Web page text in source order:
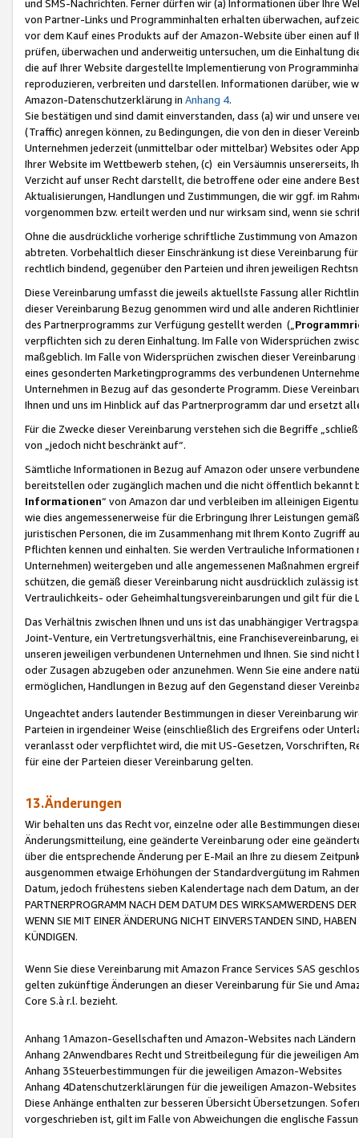
und SMS-Nachrichten. Ferner dürfen wir (a) Informationen über Ihre
von Partner-Links und Programminhalten erhalten überwachen,
vor dem Kauf eines Produkts auf der Amazon-Website über einen
prüfen, überwachen und anderweitig untersuchen, um die Einhaltung
die auf Ihrer Website dargestellte Implementierung von
reproduzieren, verbreiten und darstellen. Informationen darüber, wie
Amazon-Datenschutzerklärung in Anhang 4.
Sie bestätigen und sind damit einverstanden, dass (a) wir und
(Traffic) anregen können, zu Bedingungen, die von den in dieser
Unternehmen jederzeit (unmittelbar oder mittelbar) Websites oder
Ihrer Website im Wettbewerb stehen, (c) ein Versäumnis unsererseits,
Verzicht auf unser Recht darstellt, die betroffene oder eine andere
Aktualisierungen, Handlungen und Zustimmungen, die wir ggf. im
vorgenommen bzw. erteilt werden und nur wirksam sind, wenn sie
Ohne die ausdrückliche vorherige schriftliche Zustimmung von
abtreten. Vorbehaltlich dieser Einschränkung ist diese Vereinbarung
rechtlich bindend, gegenüber den Parteien und ihren jeweiligen
Diese Vereinbarung umfasst die jeweils aktuellste Fassung aller
dieser Vereinbarung Bezug genommen wird und alle anderen
des Partnerprogramms zur Verfügung gestellt werden („
verpflichten sich zu deren Einhaltung. Im Falle von Widersprüchen
maßgeblich. Im Falle von Widersprüchen zwischen dieser
eines gesonderten Marketingprogramms des verbundenen
Unternehmen in Bezug auf das gesonderte Programm. Diese
Ihnen und uns im Hinblick auf das Partnerprogramm dar und ersetzt
Für die Zwecke dieser Vereinbarung verstehen sich die Begriffe
von „jedoch nicht beschränkt auf“.
Sämtliche Informationen in Bezug auf Amazon oder unsere
bereitstellen oder zugänglich machen und die nicht öffentlich
Informationen“ von Amazon dar und verbleiben im alleinigen
wie dies angemessenerweise für die Erbringung Ihrer Leistungen
juristischen Personen, die im Zusammenhang mit Ihrem Konto
Pflichten kennen und einhalten. Sie werden Vertrauliche
Unternehmen) weitergeben und alle angemessenen Maßnahmen
schützen, die gemäß dieser Vereinbarung nicht ausdrücklich zulässig
Vertraulichkeits- oder Geheimhaltungsvereinbarungen und gilt für die
Das Verhältnis zwischen Ihnen und uns ist das unabhängiger
Joint-Venture, ein Vertretungsverhältnis, eine Franchisevereinbarung,
unseren jeweiligen verbundenen Unternehmen und Ihnen. Sie sind
oder Zusagen abzugeben oder anzunehmen. Wenn Sie eine andere
ermöglichen, Handlungen in Bezug auf den Gegenstand dieser
Ungeachtet anders lautender Bestimmungen in dieser Vereinbarung
Parteien in irgendeiner Weise (einschließlich des Ergreifens oder
veranlasst oder verpflichtet wird, die mit US-Gesetzen, Vorschriften,
für eine der Parteien dieser Vereinbarung gelten.
13.Änderungen
Wir behalten uns das Recht vor, einzelne oder alle Bestimmungen
Änderungsmitteilung, eine geänderte Vereinbarung oder eine
über die entsprechende Änderung per E-Mail an Ihre zu diesem
ausgenommen etwaige Erhöhungen der Standardvergütung im
Datum, jedoch frühestens sieben Kalendertage nach dem Datum, an
PARTNERPROGRAMM NACH DEM DATUM DES WIRKSAMWERDENS
WENN SIE MIT EINER ÄNDERUNG NICHT EINVERSTANDEN SIND,
KÜNDIGEN.
Wenn Sie diese Vereinbarung mit Amazon France Services SAS
gelten zukünftige Änderungen an dieser Vereinbarung für Sie und
Core S.à r.l. bezieht.
Anhang 1Amazon-Gesellschaften und Amazon-Websites nach Ländern
Anhang 2Anwendbares Recht und Streitbeilegung für die jeweiligen
Anhang 3Steuerbestimmungen für die jeweiligen Amazon-Websites
Anhang 4Datenschutzerklärungen für die jeweiligen Amazon-Websites
Diese Anhänge enthalten zur besseren Übersicht Übersetzungen.
vorgeschrieben ist, gilt im Falle von Abweichungen die englische